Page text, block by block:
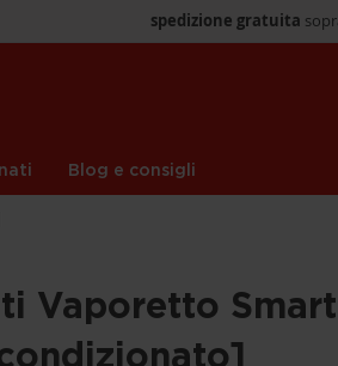
spedizione gratuita
Blog e consigli
Vaporetto